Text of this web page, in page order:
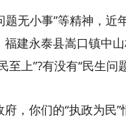
无小事”等精神，近
建永泰县嵩口镇中
至上”?有没有“民生问
你们的“执政为民”